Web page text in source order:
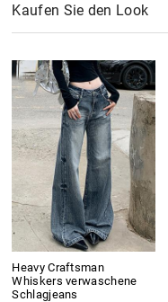
Kaufen Sie den Look
Heavy Craftsman
Whiskers verwaschene
Schlagjeans